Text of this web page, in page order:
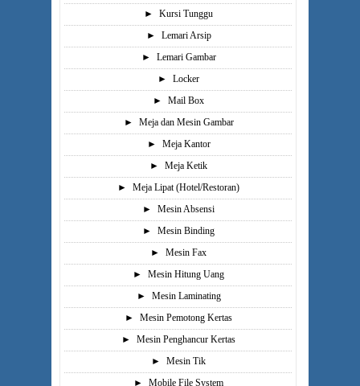
►
Kursi Tunggu
►
Lemari Arsip
►
Lemari Gambar
►
Locker
►
Mail Box
►
Meja dan Mesin Gambar
►
Meja Kantor
►
Meja Ketik
►
Meja Lipat (Hotel/Restoran)
►
Mesin Absensi
►
Mesin Binding
►
Mesin Fax
►
Mesin Hitung Uang
►
Mesin Laminating
►
Mesin Pemotong Kertas
►
Mesin Penghancur Kertas
►
Mesin Tik
►
Mobile File System